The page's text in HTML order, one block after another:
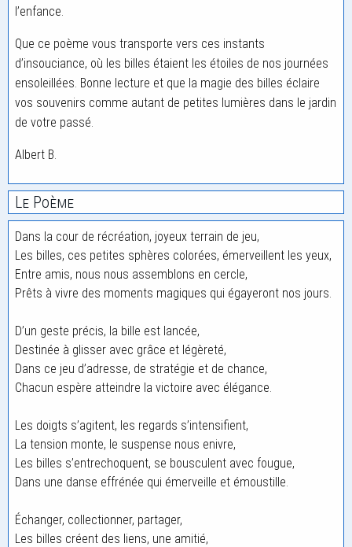
l’enfance.
Que ce poème vous transporte vers ces instants
d’insouciance, où les billes étaient les étoiles de nos journées
ensoleillées. Bonne lecture et que la magie des billes éclaire
vos souvenirs comme autant de petites lumières dans le jardin
de votre passé.
Albert B.
Le Poème
Dans la cour de récréation, joyeux terrain de jeu,
Les billes, ces petites sphères colorées, émerveillent les yeux,
Entre amis, nous nous assemblons en cercle,
Prêts à vivre des moments magiques qui égayeront nos jours.
D’un geste précis, la bille est lancée,
Destinée à glisser avec grâce et légèreté,
Dans ce jeu d’adresse, de stratégie et de chance,
Chacun espère atteindre la victoire avec élégance.
Les doigts s’agitent, les regards s’intensifient,
La tension monte, le suspense nous enivre,
Les billes s’entrechoquent, se bousculent avec fougue,
Dans une danse effrénée qui émerveille et émoustille.
Échanger, collectionner, partager,
Les billes créent des liens, une amitié,